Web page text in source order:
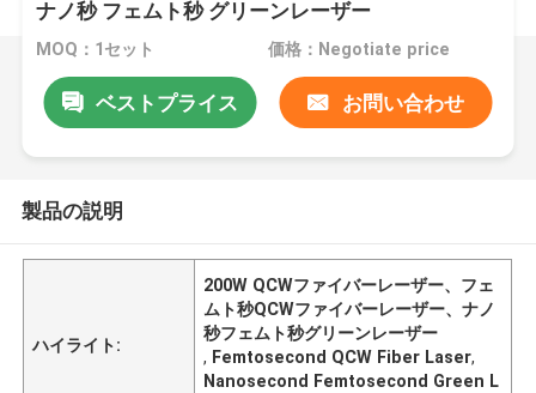
ナノ秒 フェムト秒 グリーンレーザー
MOQ：1セット 価格：Negotiate price
ベストプライス お問い合わせ
製品の説明
ハイライト:
200W QCWファイバーレーザー、フェ
ムト秒QCWファイバーレーザー、ナノ
秒フェムト秒グリーンレーザー
, Femtosecond QCW Fiber Laser,
Nanosecond Femtosecond Green L